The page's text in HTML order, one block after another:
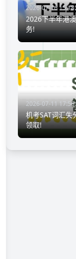
2026-07-16
2026下半年港
务!
2026-07-11
机考SAT词汇
领取!